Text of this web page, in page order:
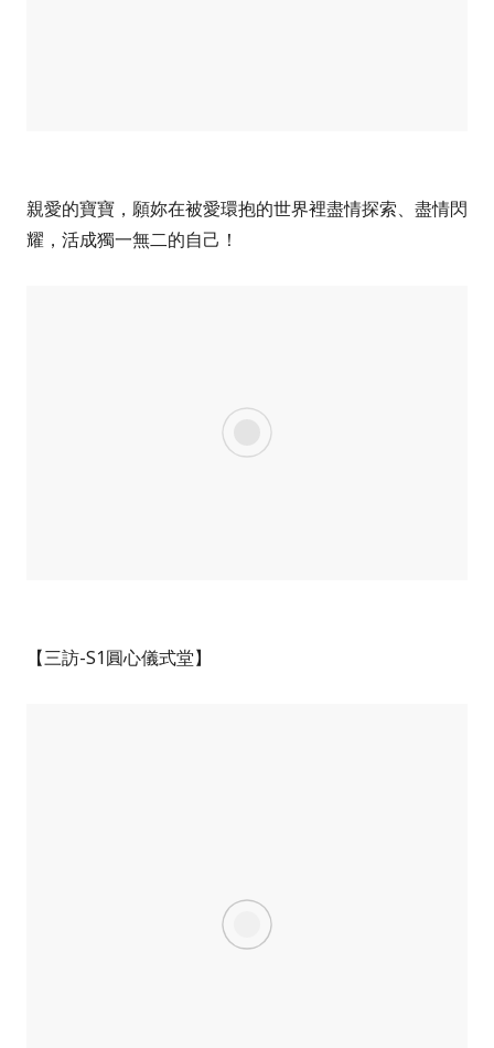
親愛的寶寶，願妳在被愛環抱的世界裡盡情探索、盡情閃
耀，活成獨一無二的自己！
【三訪-S1圓心儀式堂】